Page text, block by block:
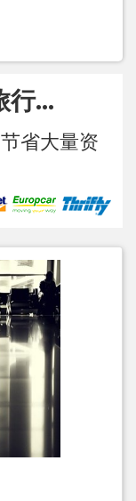
行...
节省大量资